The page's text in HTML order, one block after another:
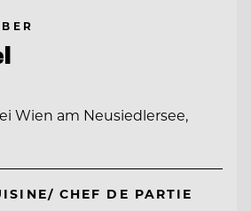
Wien am Neusiedlersee,
CHEF DE PARTIE